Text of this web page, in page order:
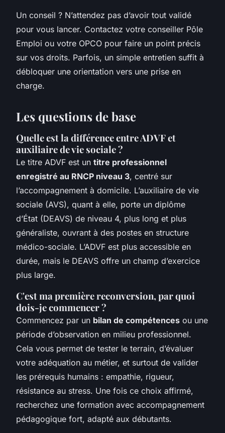
Un conseil ? N’attendez pas d’avoir tout validé
pour vous lancer. Contactez votre conseiller Pôle
Emploi ou votre OPCO pour faire un point précis
sur vos droits. Parfois, un simple entretien suffit à
débloquer une orientation vers une prise en
charge.
Les questions de base
Quelle est la différence entre ADVF et
auxiliaire de vie sociale ?
Le titre ADVF est un titre professionnel
enregistré au RNCP niveau 3, centré sur
l’accompagnement à domicile. L’auxiliaire de vie
sociale (AVS), quant à elle, porte un diplôme
d’État (DEAVS) de niveau 4, plus long et plus
généraliste, ouvrant à des postes en structure
médico-sociale. L’ADVF est plus accessible en
durée, mais le DEAVS offre un champ d’exercice
plus large.
C'est ma première reconversion, par quoi
dois-je commencer ?
Commencez par un bilan de compétences ou une
période d’observation en milieu professionnel.
Cela vous permet de tester le terrain, d’évaluer
votre adéquation au métier, et surtout de valider
les prérequis humains : empathie, rigueur,
résistance au stress. Une fois ce choix affirmé,
recherchez une formation avec accompagnement
pédagogique fort, adapté aux débutants.